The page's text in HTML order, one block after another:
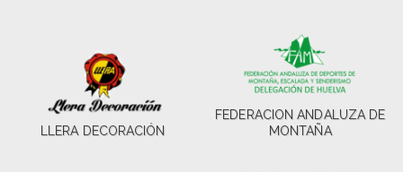
LLERA DECORACIÓN
FEDERACION ANDALUZA DE
MONTAÑA